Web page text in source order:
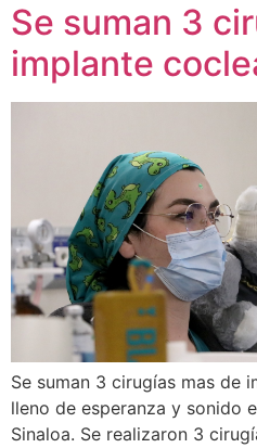
Se suman 3
implante
Se suman 3 cirugías mas de
lleno de esperanza y sonido
Sinaloa. Se realizaron 3